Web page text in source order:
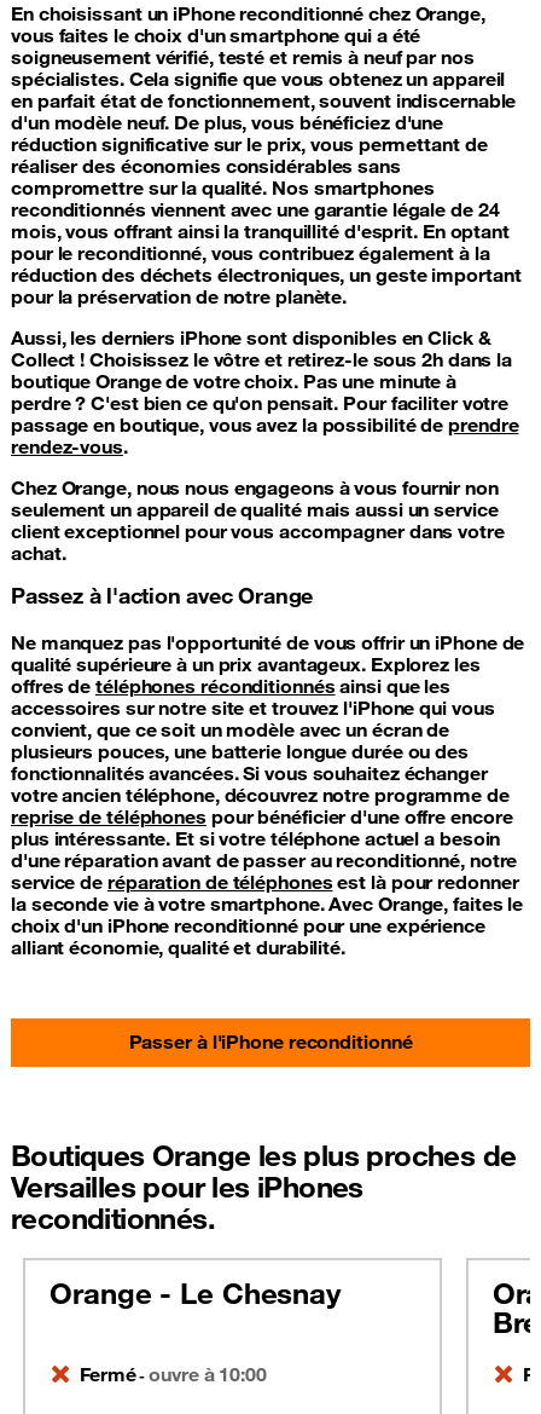
En choisissant un iPhone reconditionné chez Orange,
vous faites le choix d'un smartphone qui a été
soigneusement vérifié, testé et remis à neuf par nos
spécialistes. Cela signifie que vous obtenez un appareil
en parfait état de fonctionnement, souvent indiscernable
d'un modèle neuf. De plus, vous bénéficiez d'une
réduction significative sur le prix, vous permettant de
réaliser des économies considérables sans
compromettre sur la qualité. Nos smartphones
reconditionnés viennent avec une garantie légale de 24
mois, vous offrant ainsi la tranquillité d'esprit. En optant
pour le reconditionné, vous contribuez également à la
réduction des déchets électroniques, un geste important
pour la préservation de notre planète.
Aussi, les derniers iPhone sont disponibles en Click &
Collect ! Choisissez le vôtre et retirez-le sous 2h dans la
boutique Orange de votre choix. Pas une minute à
perdre ? C'est bien ce qu'on pensait. Pour faciliter votre
passage en boutique, vous avez la possibilité deprendre
rendez-vous.
Chez Orange, nous nous engageons à vous fournir non
seulement un appareil de qualité mais aussi un service
client exceptionnel pour vous accompagner dans votre
achat.
Passez à l'action avec Orange
Ne manquez pas l'opportunité de vous offrir un iPhone de
qualité supérieure à un prix avantageux. Explorez les
offres detéléphones réconditionnés ainsi que les
accessoires sur notre site et trouvez l'iPhone qui vous
convient, que ce soit un modèle avec un écran de
plusieurs pouces, une batterie longue durée ou des
fonctionnalités avancées. Si vous souhaitez échanger
votre ancien téléphone, découvrez notre programme de
reprise de téléphones pour bénéficier d'une offre encore
plus intéressante. Et si votre téléphone actuel a besoin
d'une réparation avant de passer au reconditionné, notre
service de réparation de téléphones est là pour redonner
la seconde vie à votre smartphone. Avec Orange, faites le
choix d'un iPhone reconditionné pour une expérience
alliant économie, qualité et durabilité.
Passer à l'iPhone reconditionné
Boutiques Orange les plus proches de
Versailles pour les iPhones
reconditionnés.
Orange - Le Chesnay
Fermé-ouvre à 10:00